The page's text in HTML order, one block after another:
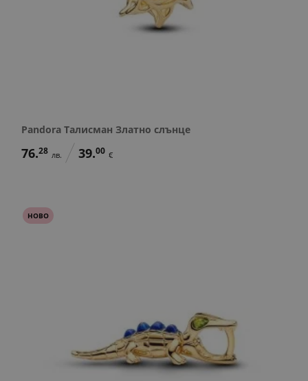
Pandora Талисман Златно слънце
76.28 лв. 39.00 €
НОВО